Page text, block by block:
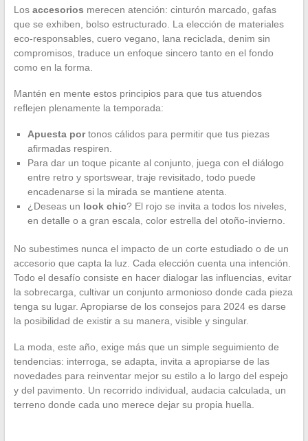
Los accesorios merecen atención: cinturón marcado, gafas
que se exhiben, bolso estructurado. La elección de materiales
eco-responsables, cuero vegano, lana reciclada, denim sin
compromisos, traduce un enfoque sincero tanto en el fondo
como en la forma.
Mantén en mente estos principios para que tus atuendos
reflejen plenamente la temporada:
Apuesta portonos cálidos para permitir que tus piezas
afirmadas respiren.
Para dar un toque picante al conjunto, juega con el diálogo
entre retro y sportswear, traje revisitado, todo puede
encadenarse si la mirada se mantiene atenta.
¿Deseas un look chic? El rojo se invita a todos los niveles,
en detalle o a gran escala, color estrella del otoño-invierno.
No subestimes nunca el impacto de un corte estudiado o de un
accesorio que capta la luz. Cada elección cuenta una intención.
Todo el desafío consiste en hacer dialogar las influencias, evitar
la sobrecarga, cultivar un conjunto armonioso donde cada pieza
tenga su lugar. Apropiarse de los consejos para 2024 es darse
la posibilidad de existir a su manera, visible y singular.
La moda, este año, exige más que un simple seguimiento de
tendencias: interroga, se adapta, invita a apropiarse de las
novedades para reinventar mejor su estilo a lo largo del espejo
y del pavimento. Un recorrido individual, audacia calculada, un
terreno donde cada uno merece dejar su propia huella.